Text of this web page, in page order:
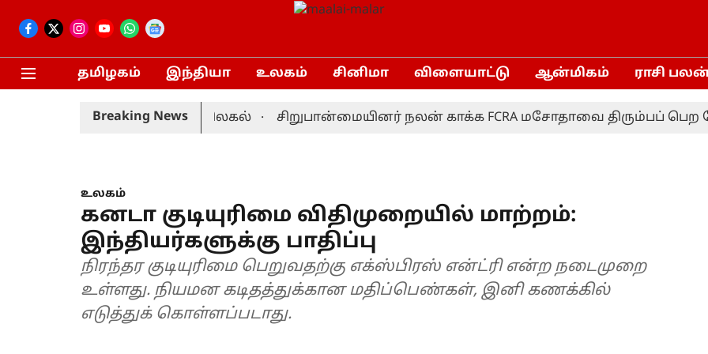
தமிழகம் இந்தியா உலகம் சினிமா விளையாட்டு ஆன்மிகம் ராசி
Breaking News
முன்னணி வீரர் திடீர் விலகல் சிறுபான்மையினர் நலன் காக்க FCRA மசோதாவை திரும்பப் பெற
உலகம்
கனடா குடியுரிமை விதிமுறையில் மாற்றம்:
இந்தியர்களுக்கு பாதிப்பு
நிரந்தர குடியுரிமை பெறுவதற்கு எக்ஸ்பிரஸ் என்ட்ரி என்ற நடைமுறை
உள்ளது. நியமன கடிதத்துக்கான மதிப்பெண்கள், இனி கணக்கில்
எடுத்துக் கொள்ளப்படாது.